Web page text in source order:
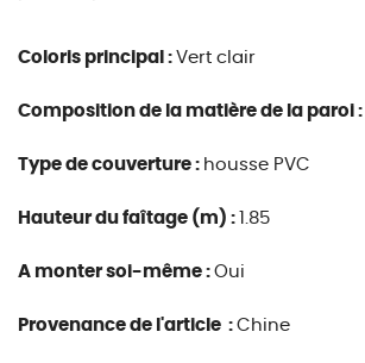
Coloris principal : Vert clair
Composition de la matière de la paroi :
Type de couverture : housse PVC
Hauteur du faîtage (m) : 1.85
A monter soi-même : Oui
Provenance de l'article : Chine